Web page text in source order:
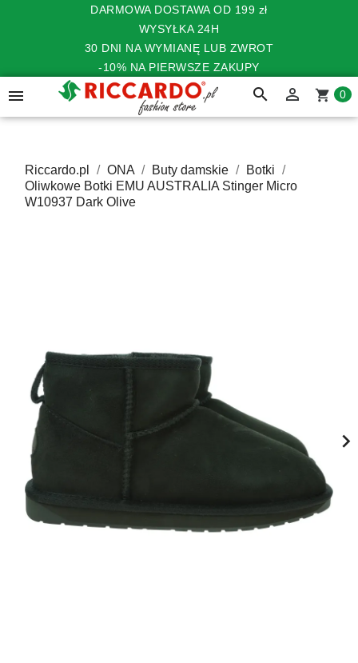
DARMOWA DOSTAWA OD 199 zł
WYSYŁKA 24H
30 DNI NA WYMIANĘ LUB ZWROT
-10% NA PIERWSZE ZAKUPY
 search  shopping_cart 0
Riccardo.pl ONA Buty damskie
Botki
Oliwkowe Botki EMU AUSTRALIA Stinger Micro
W10937 Dark Olive
